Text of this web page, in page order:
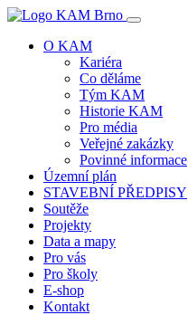
O KAM
Kariéra
Co děláme
Tým KAM
Historie KAM
Pro média
Veřejné zakázky
Povinné informace
Územní plán
STAVEBNÍ PŘEDPISY
Soutěže
Projekty
Data a mapy
Pro vás
Pro školy
E-shop
Kontakt